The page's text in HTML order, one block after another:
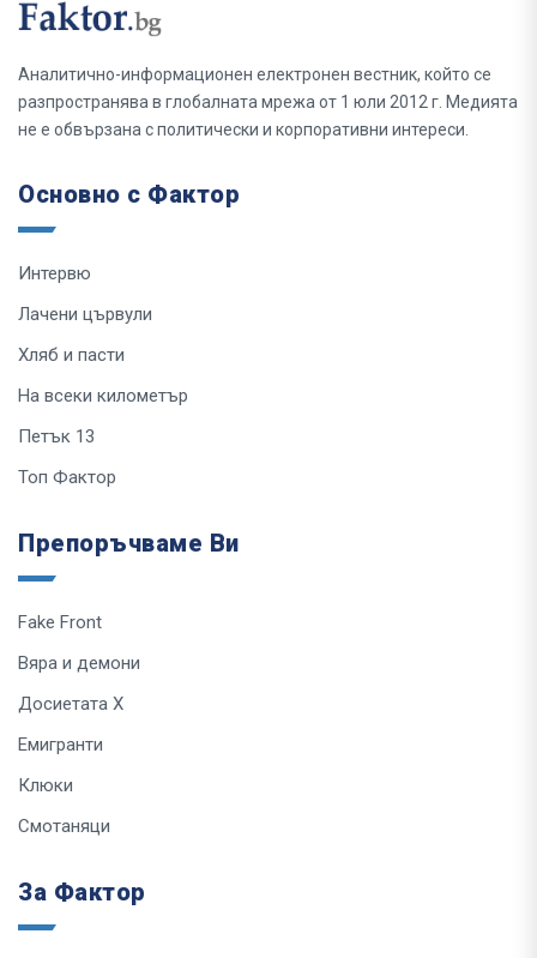
Аналитично-информационен електронен вестник, който се
разпространява в глобалната мрежа от 1 юли 2012 г. Медията
не е обвързана с политически и корпоративни интереси.
Основно с Фактор
Интервю
Лачени цървули
Хляб и пасти
На всеки километър
Петък 13
Топ Фактор
Препоръчваме Ви
Fake Front
Вяра и демони
Досиетата Х
Емигранти
Клюки
Смотаняци
За Фактор